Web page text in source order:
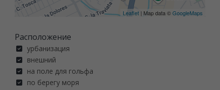
Leaflet | Map data ©GoogleMaps
Расположение
урбанизация
внешний
на поле для гольфа
по берегу моря